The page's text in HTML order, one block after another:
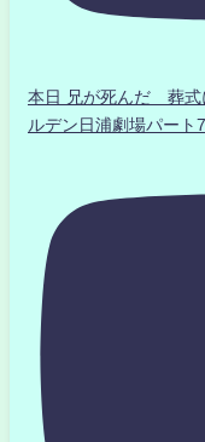
本日 兄が死んだ 葬
ルデン日浦劇場パート7